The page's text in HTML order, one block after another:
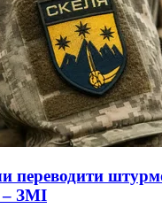
переводити
– ЗМІ